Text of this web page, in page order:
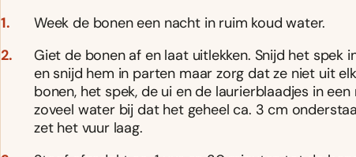
Week de bonen een nacht in ruim koud water.
Giet de bonen af en laat uitlekken. Snijd het spek
en snijd hem in parten maar zorg dat ze niet uit
bonen, het spek, de ui en de laurierblaadjes in
zoveel water bij dat het geheel ca. 3 cm
zet het vuur laag.